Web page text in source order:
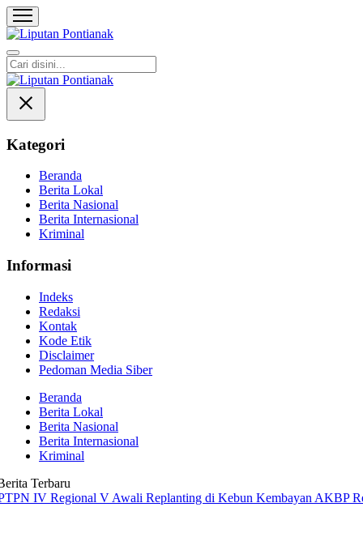
Liputan Pontianak
Berita Terkini dan TerUpdate
Kategori
Beranda
Berita Lokal
Berita Nasional
Berita Internasional
Kriminal
Informasi
Indeks
Redaksi
Kontak
Kode Etik
Disclaimer
Pedoman Media Siber
Beranda
Berita Lokal
Berita Nasional
Berita Internasional
Kriminal
Terbaru
V Awali Replanting di Kebun KembayanAKBP Rensa S.